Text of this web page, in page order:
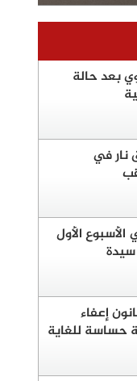
بعد حالة
نار في
بأراضي48 في الأسبوع الأول
إعفاء
حساسة للغاية